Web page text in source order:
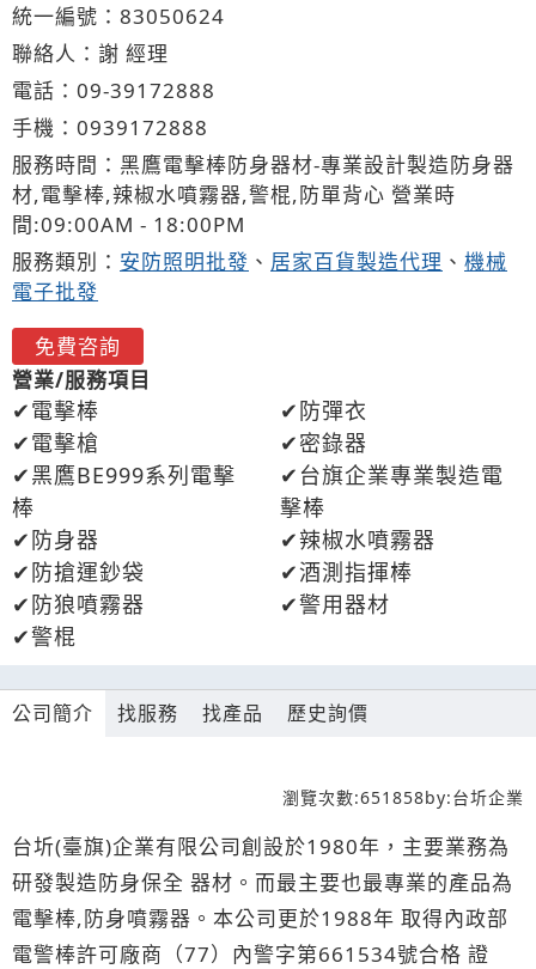
統一編號：83050624
聯絡人：謝 經理
電話： 09-391 72888
手機： 09391 72888
服務時間：黑鷹電擊棒防身器材-專業設計製造防身器
材,電擊棒,辣椒水噴霧器,警棍,防單背心 營業時
間:09:00AM - 18:00PM
服務類別： 安防照明批發 、 居家百貨製造代理 、 機械
電子批發
免費咨詢
營業/服務項目
電擊棒
防彈衣
電擊槍
密錄器
黑鷹BE999系列電擊
棒
台旗企業專業製造電
擊棒
防身器
辣椒水噴霧器
防搶運鈔袋
酒測指揮棒
防狼噴霧器
警用器材
警棍
公司簡介 找服務 找產品 歷史詢價
瀏覽次數:651858by:台圻企業
台圻(臺旗)企業有限公司創設於1980年，主要業務為
研發製造防身保全 器材。而最主要也最專業的產品為
電擊棒,防身噴霧器。本公司更於1988年 取得內政部
電警棒許可廠商（77）內警字第661534號合格 證